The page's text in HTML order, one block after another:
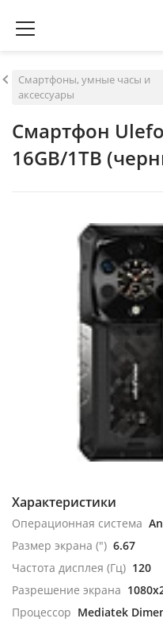
Смартфоны, умные часы и
аксессуары
Смартфон
16GB/1TB
Характеристики
Операционная система
Размер экрана (") 6.67
Частота дисплея (Гц) 120
Разрешение экрана
Процессор Mediatek